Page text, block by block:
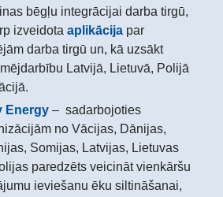
bēgļu integrācijai darba tirgū,
izveidota aplikācija par
darba tirgū un, kā uzsākt
Latvijā, Lietuvā, Polijā
Energy – sadarbojoties
no Vācijas, Dānijas,
Somijas, Latvijas, Lietuvas
paredzēts veicināt vienkāršu
ieviešanu ēku siltināšanai,